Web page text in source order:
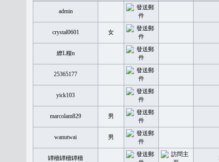
admin
crystal0601 女
繚L糧n
25365177
yick103
marcolam829 男
wanutwai 男
罈穡罈穡罈穡